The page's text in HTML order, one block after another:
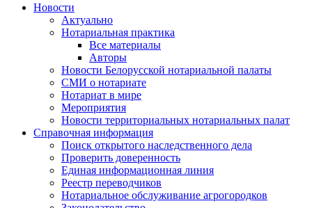
Новости
Актуально
Нотариальная практика
Все материалы
Авторы
Новости Белорусской нотариальной палаты
СМИ о нотариате
Нотариат в мире
Мероприятия
Новости территориальных нотариальных палат
Справочная информация
Поиск открытого наследственного дела
Проверить доверенность
Единая информационная линия
Реестр переводчиков
Нотариальное обслуживание агрогородков